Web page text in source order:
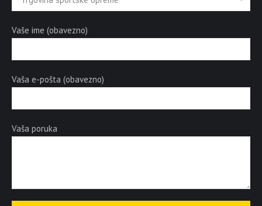
Vaše ime (obavezno)
Vaša e-pošta (obavezno)
Vaša poruka